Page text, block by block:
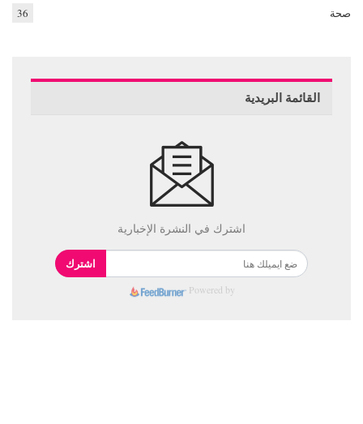
صحة 36
القائمة البريدية
اشترك في النشرة الإخبارية
اشترك
Powered by